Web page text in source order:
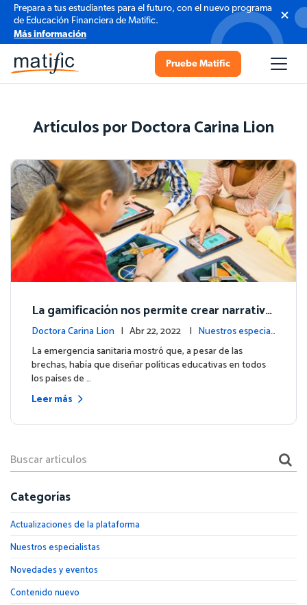
Prepara a tus estudiantes para el futuro, con el nuevo programa
de Educación Financiera de Matific.
Más información
Pruebe Matific
Artículos por Doctora Carina Lion
La gamificación nos permite crear narrativa
s que inspiran
Doctora Carina Lion | Abr 22, 2022 | Nuestros especiali
stas
La emergencia sanitaria mostró que, a pesar de las
brechas, había que diseñar políticas educativas en todos
los países de …
Leer más
Categorías
Actualizaciones de la plataforma
Nuestros especialistas
Novedades y eventos
Contenido nuevo